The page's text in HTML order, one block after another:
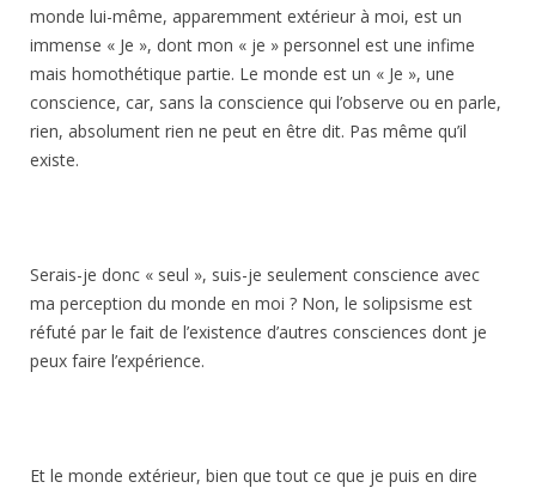
monde lui-même, apparemment extérieur à moi, est un
immense « Je », dont mon « je » personnel est une infime
mais homothétique partie. Le monde est un « Je », une
conscience, car, sans la conscience qui l’observe ou en parle,
rien, absolument rien ne peut en être dit. Pas même qu’il
existe.
Serais-je donc « seul », suis-je seulement conscience avec
ma perception du monde en moi ? Non, le solipsisme est
réfuté par le fait de l’existence d’autres consciences dont je
peux faire l’expérience.
Et le monde extérieur, bien que tout ce que je puis en dire